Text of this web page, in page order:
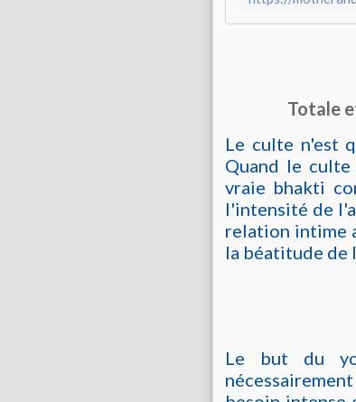
Totale
Le culte n'est
Quand le
vraie bhakti
l'intensité de
relation intime
la béatitude de
Le but du